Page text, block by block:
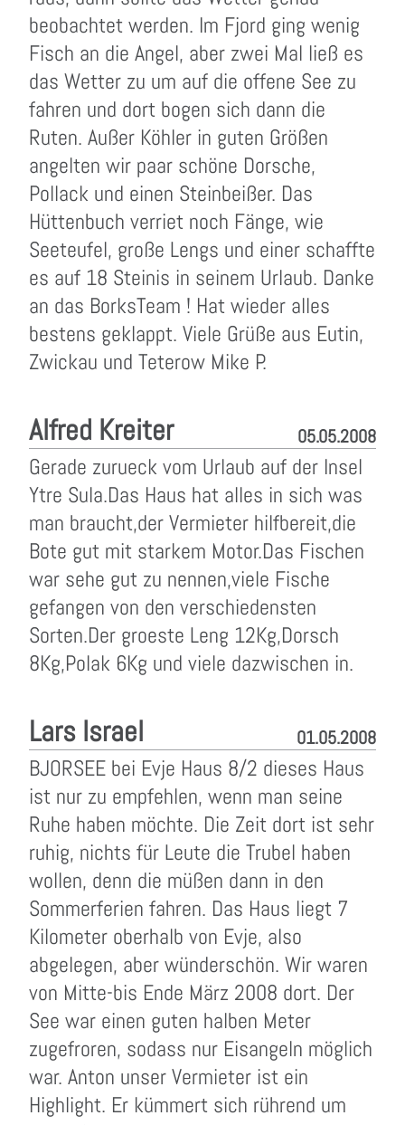
beobachtet werden. Im Fjord ging wenig
Fisch an die Angel, aber zwei Mal ließ es
das Wetter zu um auf die offene See zu
fahren und dort bogen sich dann die
Ruten. Außer Köhler in guten Größen
angelten wir paar schöne Dorsche,
Pollack und einen Steinbeißer. Das
Hüttenbuch verriet noch Fänge, wie
Seeteufel, große Lengs und einer schaffte
es auf 18 Steinis in seinem Urlaub. Danke
an das BorksTeam ! Hat wieder alles
bestens geklappt. Viele Grüße aus Eutin,
Zwickau und Teterow Mike P.
Alfred Kreiter 05.05.2008
Gerade zurueck vom Urlaub auf der Insel
Ytre Sula.Das Haus hat alles in sich was
man braucht,der Vermieter hilfbereit,die
Bote gut mit starkem Motor.Das Fischen
war sehe gut zu nennen,viele Fische
gefangen von den verschiedensten
Sorten.Der groeste Leng 12Kg,Dorsch
8Kg,Polak 6Kg und viele dazwischen in.
Lars Israel 01.05.2008
BJORSEE bei Evje Haus 8/2 dieses Haus
ist nur zu empfehlen, wenn man seine
Ruhe haben möchte. Die Zeit dort ist sehr
ruhig, nichts für Leute die Trubel haben
wollen, denn die müßen dann in den
Sommerferien fahren. Das Haus liegt 7
Kilometer oberhalb von Evje, also
abgelegen, aber wünderschön. Wir waren
von Mitte-bis Ende März 2008 dort. Der
See war einen guten halben Meter
zugefroren, sodass nur Eisangeln möglich
war. Anton unser Vermieter ist ein
Highlight. Er kümmert sich rührend um